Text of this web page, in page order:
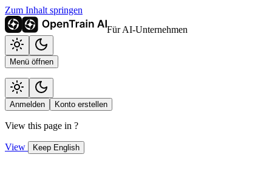
Zum Inhalt springen
Für AI-Unternehmen
Menü öffnen
Anmelden Konto erstellen
View this page in ?
View Keep English